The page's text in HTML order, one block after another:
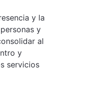
y la
y
al
y
servicios